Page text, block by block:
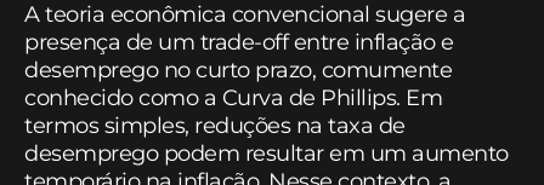
A teoria econômica convencional sugere a
presença de um trade-off entre inflação e
desemprego no curto prazo, comumente
conhecido como a Curva de Phillips. Em
termos simples, reduções na taxa de
desemprego podem resultar em um aumento